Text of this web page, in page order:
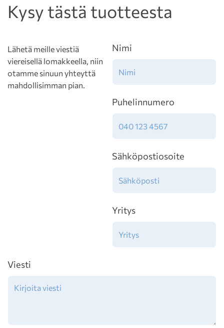
Kysy tästä tuotteesta
Lähetä meille viestiä
viereisellä lomakkeella, niin
otamme sinuun yhteyttä
mahdollisimman pian.
Nimi
Puhelinnumero
Sähköpostiosoite
Yritys
Viesti